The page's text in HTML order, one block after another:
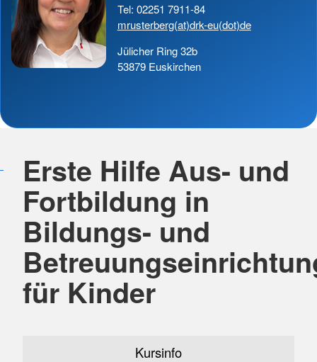
Tel: 02251 7911-84
mrusterberg(at)drk-eu(dot)de
Jülicher Ring 32b
53879 Euskirchen
Erste Hilfe Aus- und
Fortbildung in
Bildungs- und
für Kinder
Kursinfo